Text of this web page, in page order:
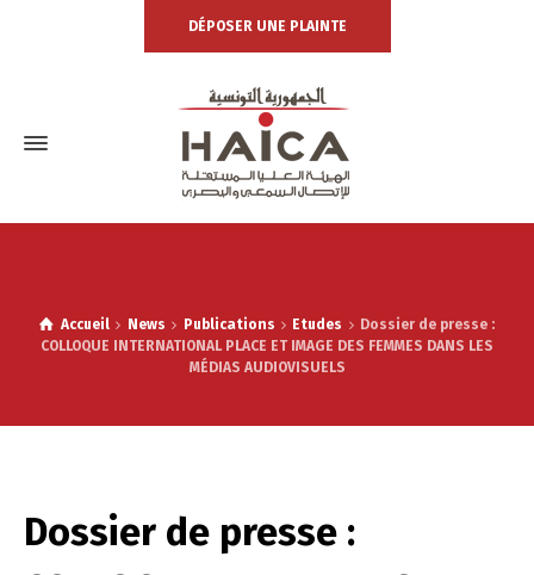
DÉPOSER UNE PLAINTE
Accueil News Publications Etudes
Dossier de presse :
COLLOQUE INTERNATIONAL PLACE ET IMAGE DES FEMMES DANS LES
MÉDIAS AUDIOVISUELS
Dossier de presse :